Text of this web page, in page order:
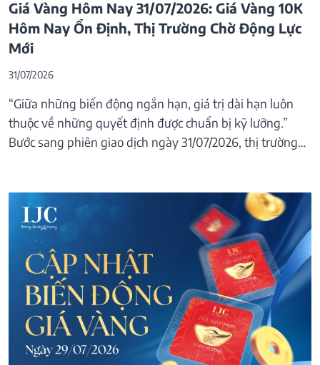
Giá Vàng Hôm Nay 31/07/2026: Giá Vàng 10K
Hôm Nay Ổn Định, Thị Trường Chờ Động Lực
Mới
31/07/2026
“Giữa những biến động ngắn hạn, giá trị dài hạn luôn
thuộc về những quyết định được chuẩn bị kỹ lưỡng.”
Bước sang phiên giao dịch ngày 31/07/2026, thị trường…